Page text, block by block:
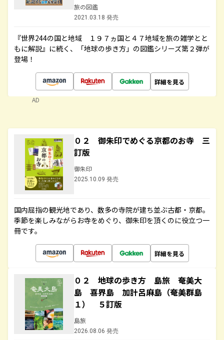
旅の図鑑
2021.03.18 発売
『世界244の国と地域 １９７ヵ国と４７地域を旅の雑学とと
もに解説』に続く、「地球の歩き方」の図鑑シリーズ第２弾が
登場！
詳細を見る
AD
０２ 御朱印でめぐる京都のお寺 三
訂版
御朱印
2025.10.09 発売
国内屈指の観光地であり、数多の寺院が建ち並ぶ古都・京都。
季節を楽しみながらお寺をめぐり、御朱印を頂くのに役立つ一
冊です。
詳細を見る
０２ 地球の歩き方 島旅 奄美大
島 喜界島 加計呂麻島（奄美群島
１） ５訂版
島旅
2026.08.06 発売